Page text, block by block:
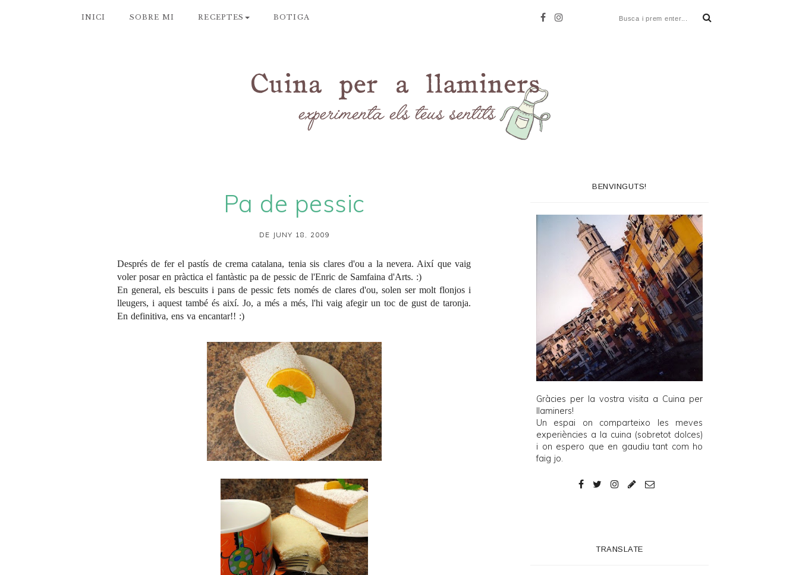
INICI SOBRE MI RECEPTES BOTIGA
Pa de pessic
DE JUNY 18, 2009
Després de fer elpastís de crema catalana, tenia sis clares d'ou a la nevera. Així que vaig
voler posar en pràctica el fantàstic pa de pessic de l'Enric de Samfaina d'Arts. :)
En general, els bescuits i pans de pessic fets només de clares d'ou, solen ser molt flonjos i
lleugers, i aquest també és així. Jo, a més a més, l'hi vaig afegir un toc de gust de taronja.
En definitiva, ens va encantar!! :)
BENVINGUTS!
Gràcies per la vostra visita a Cuina per
llaminers!
Un espai on comparteixo les meves
experiències a la cuina (sobretot dolces)
i on espero que en gaudiu tant com ho
faig jo.
TRANSLATE